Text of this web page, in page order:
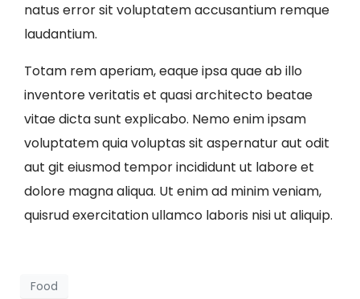
natus error sit voluptatem accusantium remque
laudantium.
Totam rem aperiam, eaque ipsa quae ab illo
inventore veritatis et quasi architecto beatae
vitae dicta sunt explicabo. Nemo enim ipsam
voluptatem quia voluptas sit aspernatur aut odit
aut git eiusmod tempor incididunt ut labore et
dolore magna aliqua. Ut enim ad minim veniam,
quisrud exercitation ullamco laboris nisi ut aliquip.
Food